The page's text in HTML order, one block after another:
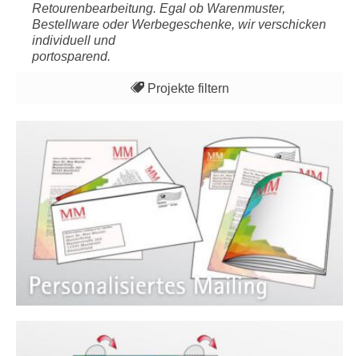
Retourenbearbeitung. Egal ob Warenmuster,
Bestellware oder Werbegeschenke, wir verschicken
individuell und
portosparend.
Projekte filtern